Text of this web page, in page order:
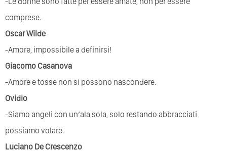
comprese.
Oscar Wilde
-Amore, impossibile a definirsi!
Giacomo Casanova
-Amore e tosse non si possono nascondere.
Ovidio
-Siamo angeli con un’ala sola, solo restando abbracciati
possiamo volare.
Luciano De Crescenzo